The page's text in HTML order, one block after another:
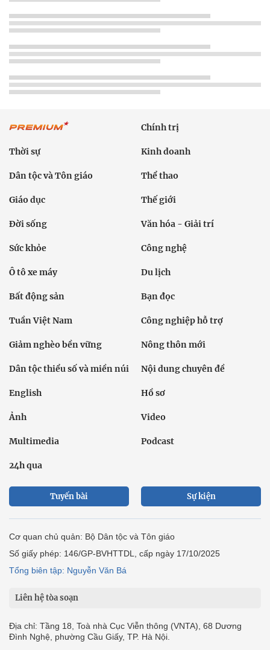
Chính trị
Thời sự Kinh doanh
Dân tộc và Tôn giáo Thể thao
Giáo dục Thế giới
Đời sống Văn hóa - Giải trí
Sức khỏe Công nghệ
Ô tô xe máy Du lịch
Bất động sản Bạn đọc
Tuần Việt Nam Công nghiệp hỗ trợ
Giảm nghèo bền vững Nông thôn mới
Dân tộc thiểu số và miền núi Nội dung chuyên đề
English Hồ sơ
Ảnh Video
Multimedia Podcast
24h qua
Tuyến bài Sự kiện
Cơ quan chủ quản: Bộ Dân tộc và Tôn giáo
Số giấy phép: 146/GP-BVHTTDL, cấp ngày 17/10/2025
Tổng biên tập: Nguyễn Văn Bá
Liên hệ tòa soạn
Địa chỉ: Tầng 18, Toà nhà Cục Viễn thông (VNTA), 68 Dương
Đình Nghệ, phường Cầu Giấy, TP. Hà Nội.